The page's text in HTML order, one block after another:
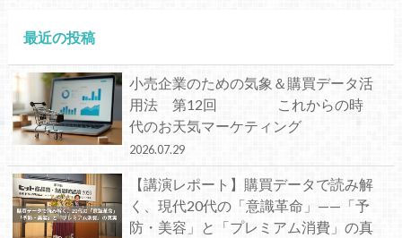
最近の投稿
小売企業のための気象＆購買データ活
用法 第12回 これからの時
代のお天気マーケティング
2026.07.29
【講演レポート】購買データで読み解
く、現代20代の「意識革命」——「予
防・美容」と「プレミアム消費」の真